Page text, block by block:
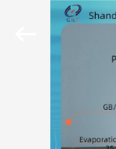
PRODUITS